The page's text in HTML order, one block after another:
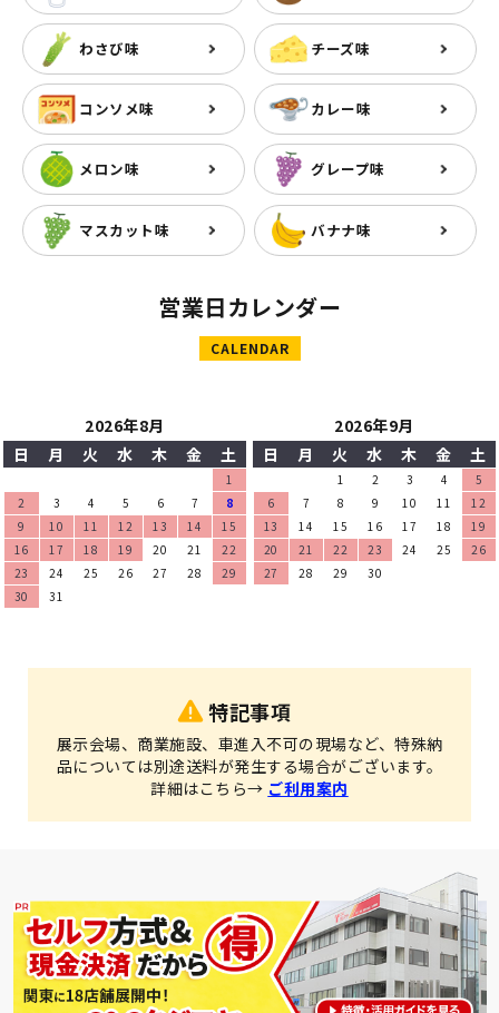
わさび味 チーズ味
コンソメ味 カレー味
メロン味 グレープ味
マスカット味 バナナ味
営業日カレンダー
CALENDAR
2026年8月
日
月 火 水 木 金 土
1
2
3 4 5 6 7
8
9
10 11 12 13 14
15
16
17 18 19 20 21
22
23
24 25 26 27 28
29
30
31
2026年9月
日
月 火 水 木 金 土
1 2 3 4
5
6
7 8 9 10 11
12
13
14 15 16 17 18
19
20
21 22 23 24 25
26
27
28 29 30
特記事項
展示会場、商業施設、車進入不可の現場など、特殊納
品については別途送料が発生する場合がございます。
詳細はこちら→ ご利用案内